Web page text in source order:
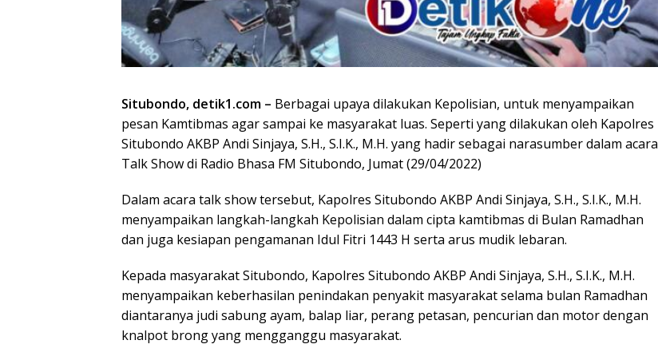
Situbondo, detik1.com – Berbagai upaya dilakukan Kepolisian, untuk menyampaikan
pesan Kamtibmas agar sampai ke masyarakat luas. Seperti yang dilakukan oleh Kapolres
Situbondo AKBP Andi Sinjaya, S.H., S.I.K., M.H. yang hadir sebagai narasumber dalam acara
Talk Show di Radio Bhasa FM Situbondo, Jumat (29/04/2022)
Dalam acara talk show tersebut, Kapolres Situbondo AKBP Andi Sinjaya, S.H., S.I.K., M.H.
menyampaikan langkah-langkah Kepolisian dalam cipta kamtibmas di Bulan Ramadhan
dan juga kesiapan pengamanan Idul Fitri 1443 H serta arus mudik lebaran.
Kepada masyarakat Situbondo, Kapolres Situbondo AKBP Andi Sinjaya, S.H., S.I.K., M.H.
menyampaikan keberhasilan penindakan penyakit masyarakat selama bulan Ramadhan
diantaranya judi sabung ayam, balap liar, perang petasan, pencurian dan motor dengan
knalpot brong yang mengganggu masyarakat.